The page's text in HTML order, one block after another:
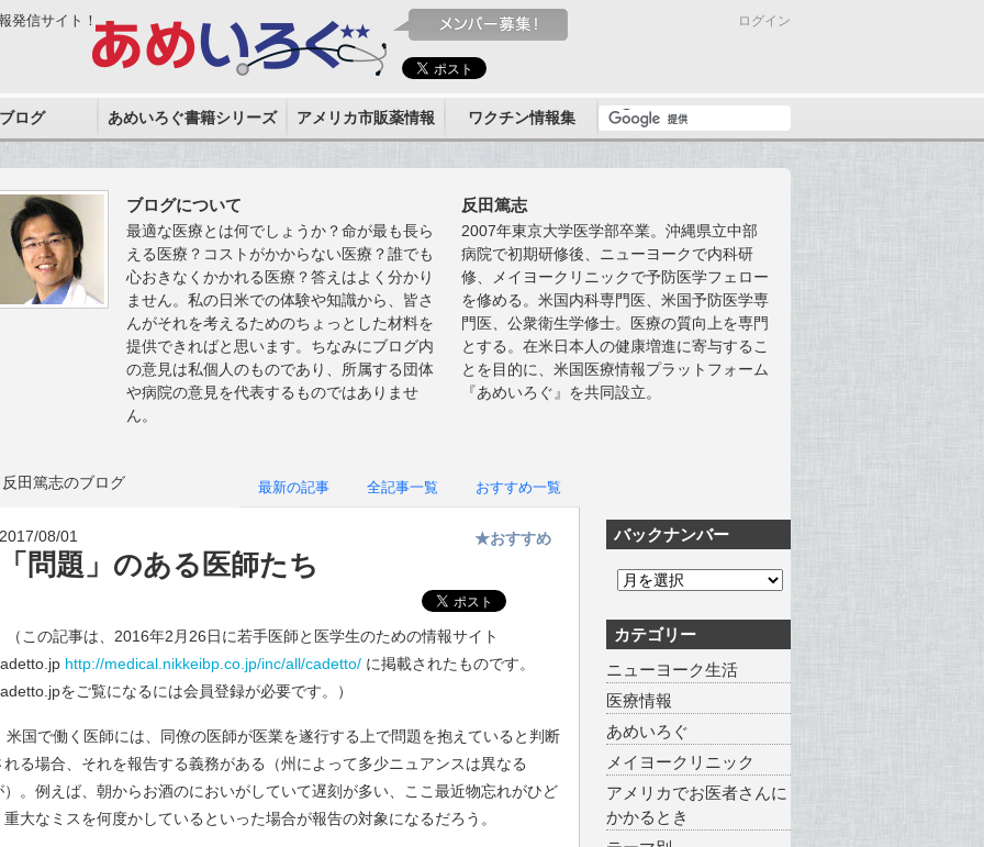
発信サイト！ ログイン
ログ あめいろぐ書籍シリーズ アメリカ市販薬情報 ワクチン情報集
ブログについて
最適な医療とは何でしょうか？命が最も長ら
える医療？コストがかからない医療？誰でも
心おきなくかかれる医療？答えはよく分かり
ません。私の日米での体験や知識から、皆さ
んがそれを考えるためのちょっとした材料を
提供できればと思います。ちなみにブログ内
の意見は私個人のものであり、所属する団体
や病院の意見を代表するものではありませ
ん。
反田篤志
2007年東京大学医学部卒業。沖縄県立中部
病院で初期研修後、ニューヨークで内科研
修、メイヨークリニックで予防医学フェロー
を修める。米国内科専門医、米国予防医学専
門医、公衆衛生学修士。医療の質向上を専門
とする。在米日本人の健康増進に寄与するこ
とを目的に、米国医療情報プラットフォーム
『あめいろぐ』を共同設立。
反田篤志のブログ 最新の記事 全記事一覧 おすすめ一覧
2017/08/01
「問題」のある医師たち
★おすすめ
（この記事は、2016年2月26日に若手医師と医学生のための情報サイト
http://medical.nikkeibp.co.jp/inc/all/cadetto/ に掲載されたものです。
をご覧になるには会員登録が必要です。）
米国で働く医師には、同僚の医師が医業を遂行する上で問題を抱えていると判断
れる場合、それを報告する義務がある（州によって多少ニュアンスは異なる
）。例えば、朝からお酒のにおいがしていて遅刻が多い、ここ最近物忘れがひど
重大なミスを何度かしているといった場合が報告の対象になるだろう。
バックナンバー
カテゴリー
ニューヨーク生活
医療情報
あめいろぐ
メイヨークリニック
アメリカでお医者さんに
かかるとき